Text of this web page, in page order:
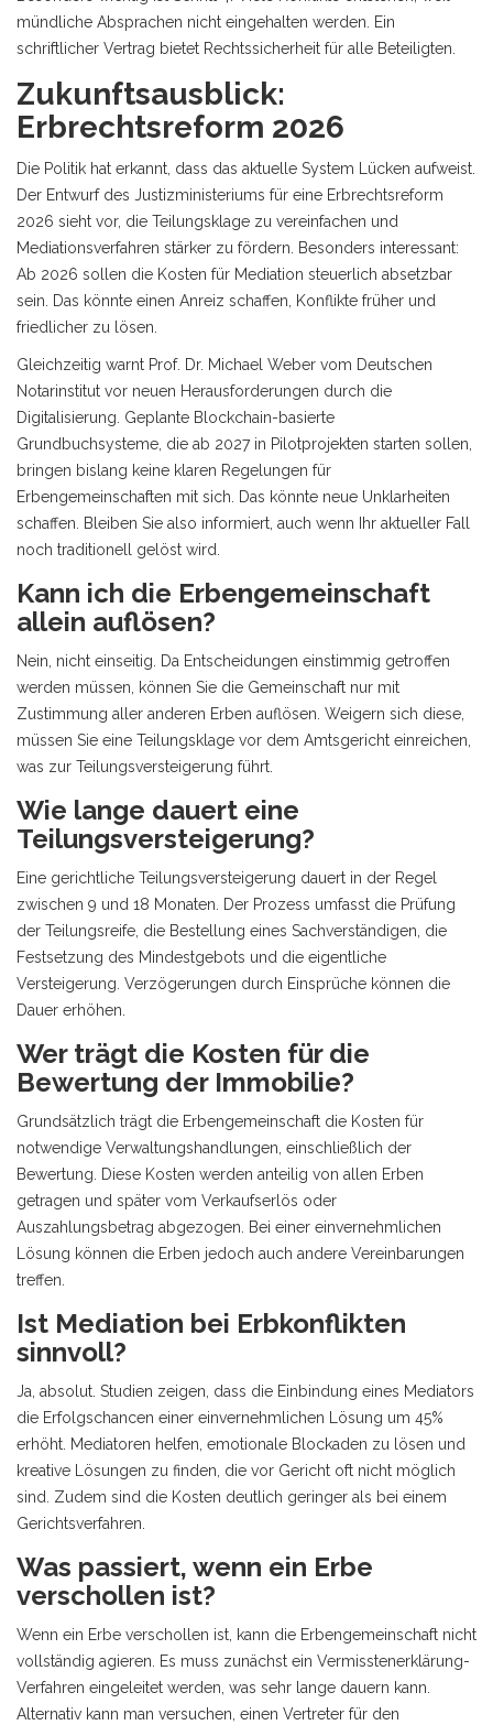
mündliche Absprachen nicht eingehalten werden. Ein
schriftlicher Vertrag bietet Rechtssicherheit für alle Beteiligten.
Zukunftsausblick:
Erbrechtsreform 2026
Die Politik hat erkannt, dass das aktuelle System Lücken aufweist.
Der Entwurf des Justizministeriums für eine Erbrechtsreform
2026 sieht vor, die Teilungsklage zu vereinfachen und
Mediationsverfahren stärker zu fördern. Besonders interessant:
Ab 2026 sollen die Kosten für Mediation steuerlich absetzbar
sein. Das könnte einen Anreiz schaffen, Konflikte früher und
friedlicher zu lösen.
Gleichzeitig warnt Prof. Dr. Michael Weber vom Deutschen
Notarinstitut vor neuen Herausforderungen durch die
Digitalisierung. Geplante Blockchain-basierte
Grundbuchsysteme, die ab 2027 in Pilotprojekten starten sollen,
bringen bislang keine klaren Regelungen für
Erbengemeinschaften mit sich. Das könnte neue Unklarheiten
schaffen. Bleiben Sie also informiert, auch wenn Ihr aktueller Fall
noch traditionell gelöst wird.
Kann ich die Erbengemeinschaft
allein auflösen?
Nein, nicht einseitig. Da Entscheidungen einstimmig getroffen
werden müssen, können Sie die Gemeinschaft nur mit
Zustimmung aller anderen Erben auflösen. Weigern sich diese,
müssen Sie eine Teilungsklage vor dem Amtsgericht einreichen,
was zur Teilungsversteigerung führt.
Wie lange dauert eine
Teilungsversteigerung?
Eine gerichtliche Teilungsversteigerung dauert in der Regel
zwischen 9 und 18 Monaten. Der Prozess umfasst die Prüfung
der Teilungsreife, die Bestellung eines Sachverständigen, die
Festsetzung des Mindestgebots und die eigentliche
Versteigerung. Verzögerungen durch Einsprüche können die
Dauer erhöhen.
Wer trägt die Kosten für die
Bewertung der Immobilie?
Grundsätzlich trägt die Erbengemeinschaft die Kosten für
notwendige Verwaltungshandlungen, einschließlich der
Bewertung. Diese Kosten werden anteilig von allen Erben
getragen und später vom Verkaufserlös oder
Auszahlungsbetrag abgezogen. Bei einer einvernehmlichen
Lösung können die Erben jedoch auch andere Vereinbarungen
treffen.
Ist Mediation bei Erbkonflikten
sinnvoll?
Ja, absolut. Studien zeigen, dass die Einbindung eines Mediators
die Erfolgschancen einer einvernehmlichen Lösung um 45%
erhöht. Mediatoren helfen, emotionale Blockaden zu lösen und
kreative Lösungen zu finden, die vor Gericht oft nicht möglich
sind. Zudem sind die Kosten deutlich geringer als bei einem
Gerichtsverfahren.
Was passiert, wenn ein Erbe
verschollen ist?
Wenn ein Erbe verschollen ist, kann die Erbengemeinschaft nicht
vollständig agieren. Es muss zunächst ein Vermisstenerklärung-
Verfahren eingeleitet werden, was sehr lange dauern kann.
Alternativ kann man versuchen, einen Vertreter für den